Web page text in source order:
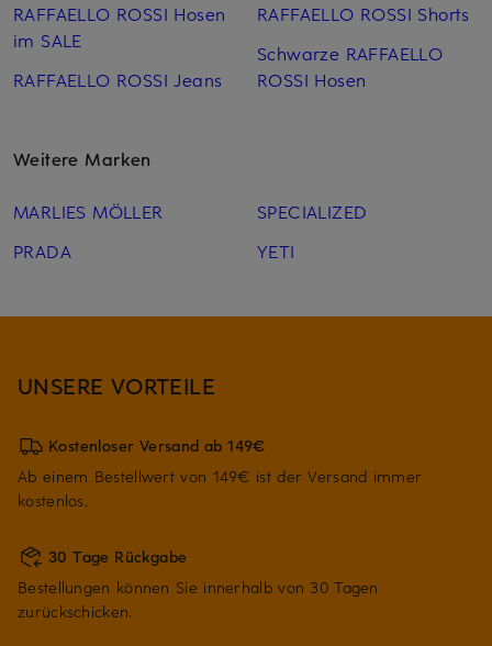
RAFFAELLO ROSSI Hosen
im SALE
RAFFAELLO ROSSI Jeans
RAFFAELLO ROSSI Shorts
Schwarze RAFFAELLO
ROSSI Hosen
Weitere Marken
MARLIES MÖLLER
PRADA
SPECIALIZED
YETI
UNSERE VORTEILE
Kostenloser Versand ab 149€
Ab einem Bestellwert von 149€ ist der Versand immer
kostenlos.
30 Tage Rückgabe
Bestellungen können Sie innerhalb von 30 Tagen
zurückschicken.